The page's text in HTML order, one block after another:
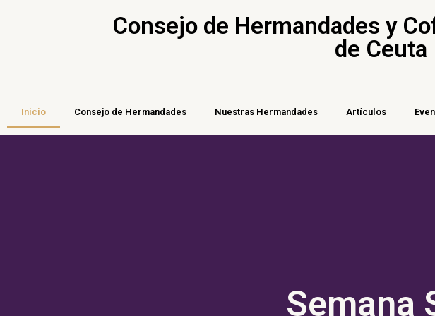
Consejo de Hermandades y
de Ceuta
Inicio Consejo de Hermandades Nuestras Hermandades Artículos
Semana